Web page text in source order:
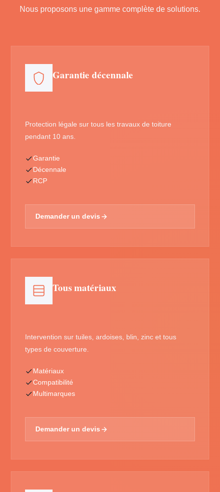
Nous proposons une gamme complète de solutions.
Garantie décennale
Protection légale sur tous les travaux de toiture
pendant 10 ans.
Garantie
Décennale
RCP
Demander un devis
Tous matériaux
Intervention sur tuiles, ardoises, blin, zinc et tous
types de couverture.
Matériaux
Compatibilité
Multimarques
Demander un devis